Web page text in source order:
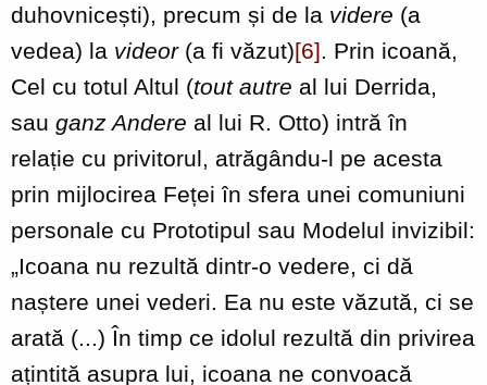
duhovnicești), precum și de la videre (a
vedea) la videor (a fi văzut)[6]. Prin icoană,
Cel cu totul Altul (tout autre al lui Derrida,
sau ganz Andere al lui R. Otto) intră în
relație cu privitorul, atrăgându-l pe acesta
prin mijlocirea Feței în sfera unei comuniuni
personale cu Prototipul sau Modelul invizibil:
„Icoana nu rezultă dintr-o vedere, ci dă
naștere unei vederi. Ea nu este văzută, ci se
arată (...) În timp ce idolul rezultă din privirea
ațintită asupra lui, icoana ne convoacă